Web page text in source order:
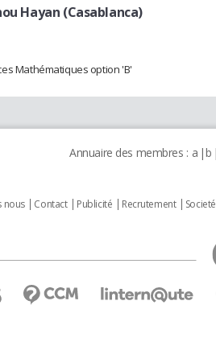
Hayan (Casablanca)
Mathématiques option 'B'
Annuaire des membres : a b
nous Contact Publicité Recrutement Societé